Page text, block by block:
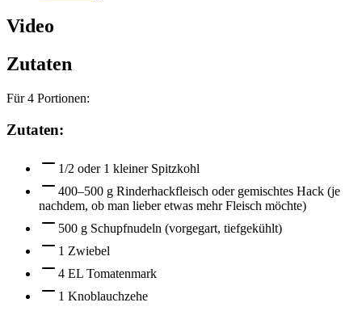
Video
Zutaten
Für4 Portionen:
Zutaten:
1/2 oder 1 kleiner Spitzkohl
400–500 g Rinderhackfleisch oder gemischtes Hack (je
nachdem, ob man lieber etwas mehr Fleisch möchte)
500 g Schupfnudeln (vorgegart, tiefgekühlt)
1 Zwiebel
4 EL Tomatenmark
1 Knoblauchzehe